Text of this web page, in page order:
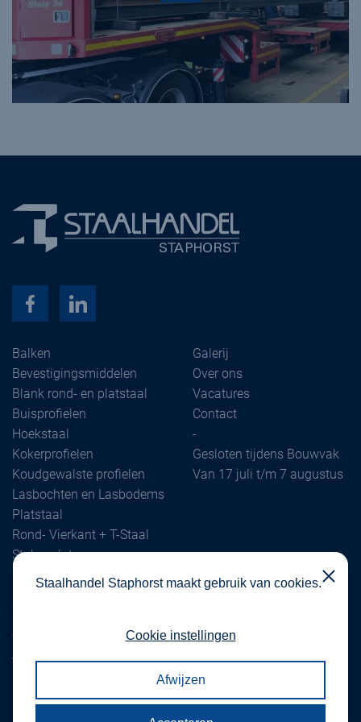
Balken
Bevestigingsmiddelen
Blank rond- en platstaal
Buisprofielen
Hoekstaal
Kokerprofielen
Koudgewalste profielen
Lasbochten en Lasbodems
Platstaal
Rond- Vierkant + T-Staal
Stalen platen
Galerij
Over ons
Vacatures
Contact
-
Gesloten tijdens Bouwvak
Van 17 juli t/m 7 augustus
7951 TA Staphorst
verkoop@staalhandelstaphorst.nl
Staalhandel Staphorst maakt gebruik van cookies.Close
Cookie instellingen
Afwijzen